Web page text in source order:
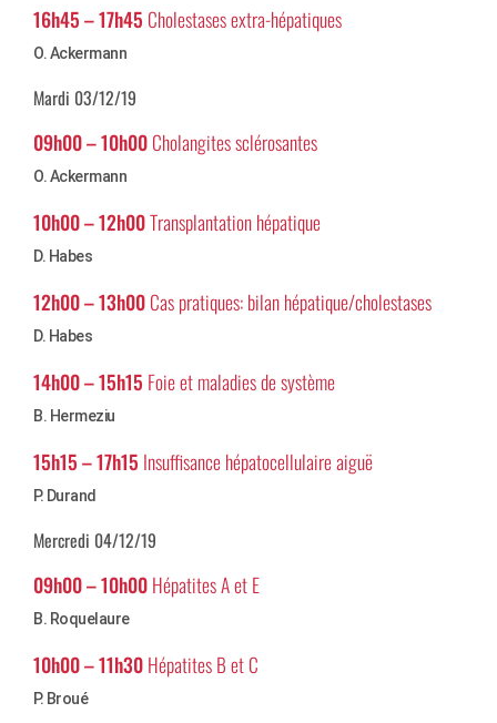
16h45 – 17h45 Cholestases extra-hépatiques
O. Ackermann
Mardi 03/12/19
09h00 – 10h00Cholangites sclérosantes
O. Ackermann
10h00 – 12h00Transplantation hépatique
D. Habes
12h00 – 13h00Cas pratiques: bilan hépatique/cholestases
D. Habes
14h00 – 15h15 Foie et maladies de système
B. Hermeziu
15h15 – 17h15 Insuffisance hépatocellulaire aiguë
P. Durand
Mercredi 04/12/19
09h00 – 10h00Hépatites A et E
B. Roquelaure
10h00 – 11h30Hépatites B et C
P. Broué